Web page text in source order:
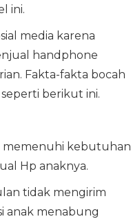
ini.
media karena
handphone
Fakta-fakta bocah
berikut ini.
memenuhi kebutuhan
Hp anaknya.
tidak mengirim
anak menabung